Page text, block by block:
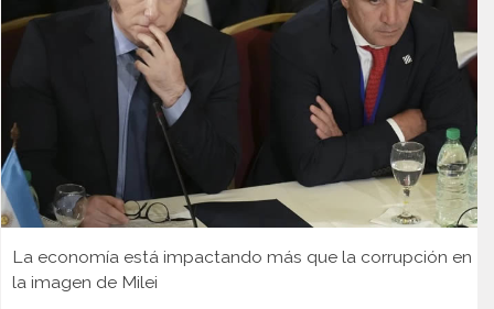
La economía está impactando más que la corrupción en
la imagen de Milei